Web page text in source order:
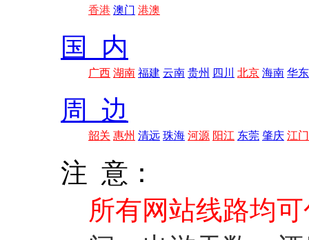
香港 澳门 港澳
国 内
广西 湖南 福建 云南 贵州 四川 北京 海南 华东
周 边
韶关 惠州 清远 珠海 河源 阳江 东莞 肇庆 江门
注 意：
所有网站线路均